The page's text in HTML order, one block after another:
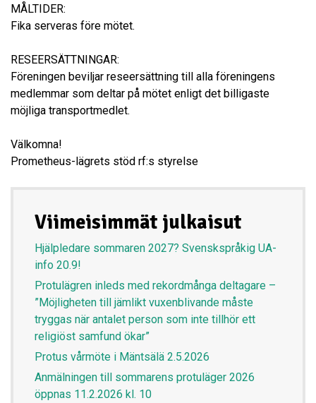
MÅLTIDER:
Fika serveras före mötet.
RESEERSÄTTNINGAR:
Föreningen beviljar reseersättning till alla föreningens
medlemmar som deltar på mötet enligt det billigaste
möjliga transportmedlet.
Välkomna!
Prometheus-lägrets stöd rf:s styrelse
Viimeisimmät julkaisut
Hjälpledare sommaren 2027? Svenskspråkig UA-
info 20.9!
Protulägren inleds med rekordmånga deltagare –
”Möjligheten till jämlikt vuxenblivande måste
tryggas när antalet person som inte tillhör ett
religiöst samfund ökar”
Protus vårmöte i Mäntsälä 2.5.2026
Anmälningen till sommarens protuläger 2026
öppnas 11.2.2026 kl. 10